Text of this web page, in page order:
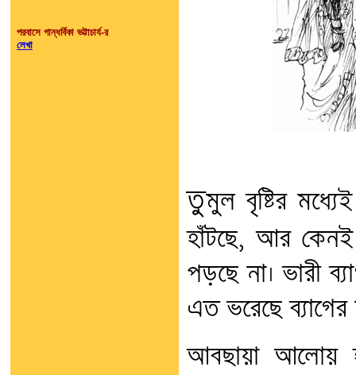
পরবাসে গান্ধর্বিকা ভট্টাচার্য-র
লেখা
তুমুল বৃষ্টির
হাঁটছে, আর
পড়ছে না। ভারী
এত ভরেছে
আবছায়া আলোয়